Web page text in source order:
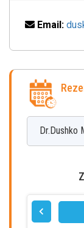
Email:
Dr.Dushko